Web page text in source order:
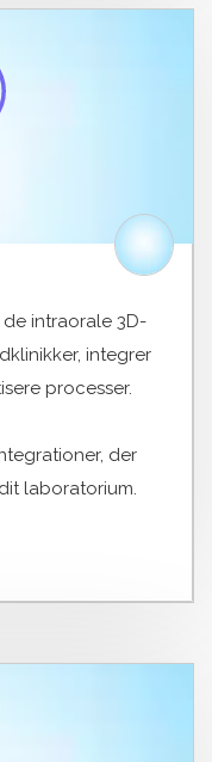
intraorale 3D-
integrer
processer.
der
laboratorium.